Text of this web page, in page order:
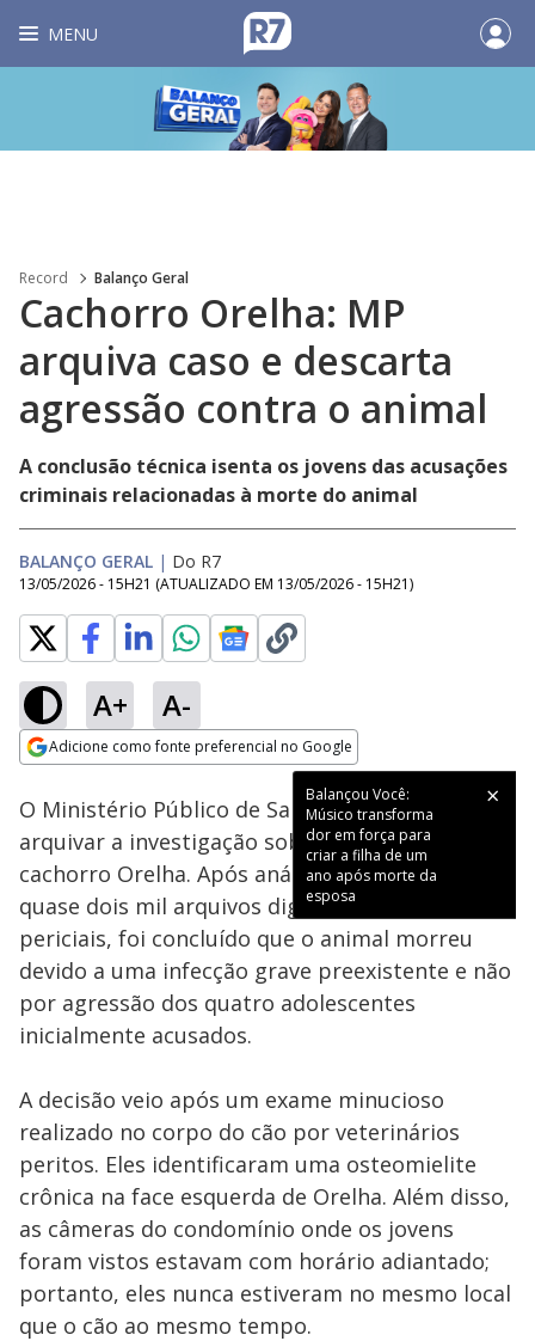
MENU
Record Balanço Geral
Cachorro Orelha: MP
arquiva caso e descarta
agressão contra o animal
A conclusão técnica isenta os jovens das acusações
criminais relacionadas à morte do animal
BALANÇO GERAL | Do R7
13/05/2026 - 15H21 (ATUALIZADO EM 13/05/2026 - 15H21)
A+ A-
Adicione como fonte preferencial no Google
Balançou Você:
Músico transforma
dor em força para
criar a filha de um
ano após morte da
esposa
Ativar
Loaded
18.49%
O Ministério Público de Santa Catarina decidiu
arquivar a investigação sobre a morte do
cachorro Orelha. Após análise detalhada de
quase dois mil arquivos digitais e depoimentos
periciais, foi concluído que o animal morreu
devido a uma infecção grave preexistente e não
por agressão dos quatro adolescentes
inicialmente acusados.
A decisão veio após um exame minucioso
realizado no corpo do cão por veterinários
peritos. Eles identificaram uma osteomielite
crônica na face esquerda de Orelha. Além disso,
as câmeras do condomínio onde os jovens
foram vistos estavam com horário adiantado;
portanto, eles nunca estiveram no mesmo local
que o cão ao mesmo tempo.